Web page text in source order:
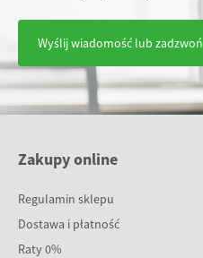
Wyślij wiadomość lub zadzwoń
Zakupy online
Regulamin sklepu
Dostawa i płatność
Raty 0%